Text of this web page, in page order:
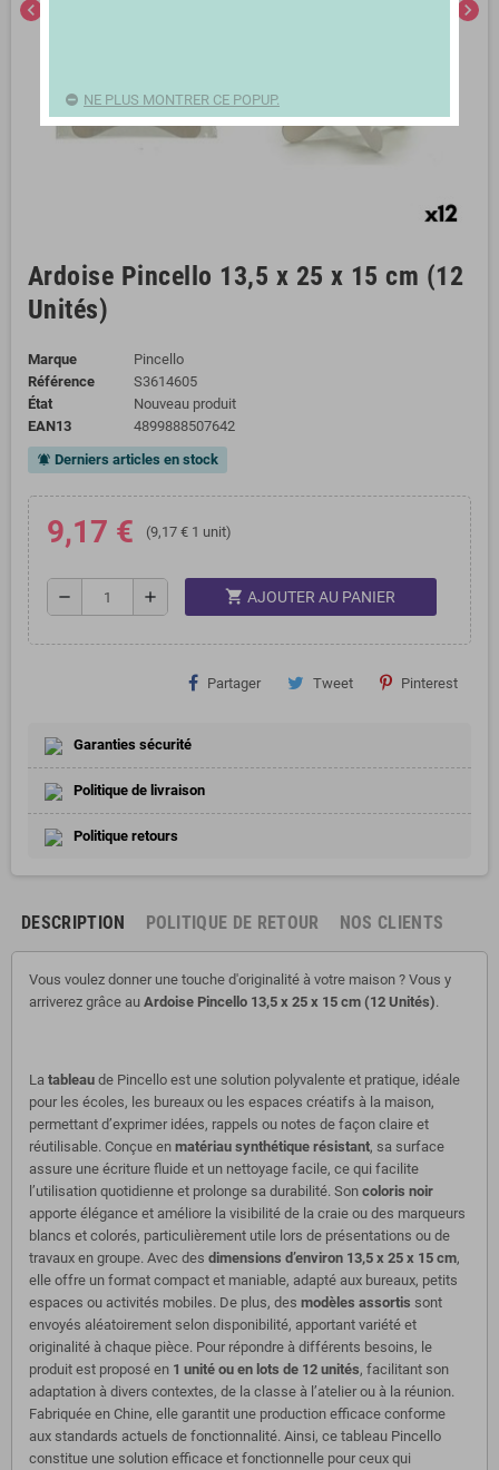
chevron_left chevron_right
Ardoise Pincello 13,5 x 25 x 15 cm (12
Unités)
Marque
Pincello
Référence
S3614605
État
Nouveau produit
EAN13
4899888507642
notifications_active Derniers articles en stock
9,17 € (9,17 € 1 unit)
remove add shopping_cart AJOUTER AU PANIER
Partager Tweet Pinterest
Garanties sécurité
Politique de livraison
Politique retours
DESCRIPTION POLITIQUE DE RETOUR NOS CLIENTS
Vous voulez donner une touche d'originalité à votre maison ? Vous y
arriverez grâce au Ardoise Pincello 13,5 x 25 x 15 cm (12 Unités).
La tableau de Pincello est une solution polyvalente et pratique, idéale
pour les écoles, les bureaux ou les espaces créatifs à la maison,
permettant d’exprimer idées, rappels ou notes de façon claire et
réutilisable. Conçue en matériau synthétique résistant, sa surface
assure une écriture fluide et un nettoyage facile, ce qui facilite
l’utilisation quotidienne et prolonge sa durabilité. Son coloris noir
apporte élégance et améliore la visibilité de la craie ou des marqueurs
blancs et colorés, particulièrement utile lors de présentations ou de
travaux en groupe. Avec des dimensions d’environ 13,5 x 25 x 15 cm,
elle offre un format compact et maniable, adapté aux bureaux, petits
espaces ou activités mobiles. De plus, des modèles assortis sont
envoyés aléatoirement selon disponibilité, apportant variété et
originalité à chaque pièce. Pour répondre à différents besoins, le
produit est proposé en 1 unité ou en lots de 12 unités, facilitant son
adaptation à divers contextes, de la classe à l’atelier ou à la réunion.
Fabriquée en Chine, elle garantit une production efficace conforme
aux standards actuels de fonctionnalité. Ainsi, ce tableau Pincello
constitue une solution efficace et fonctionnelle pour ceux qui
NE PLUS MONTRER CE POPUP.